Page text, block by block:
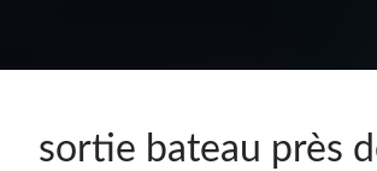
sortie bateau près